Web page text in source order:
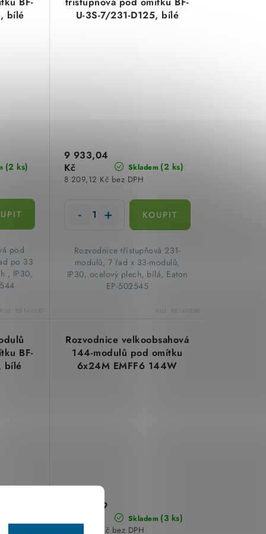
bílé
(2 ks)
pod
po 33
, IP30,
Kód: BB146287
U-3S-7/231-D125, bílé
Skladem (2 ks)
8 209,12 Kč bez DPH
9 933,04
Kč
Rozvodnice třístupňová 231-
modulů, 7 řad x 33-modulů,
IP30, ocelový plech, bílá, Eaton
EP-502545
Kód: BB146288
BF-
bílé
Rozvodnice velkoobsahová
144-modulů pod omítku
6x24M EMFF6 144W
Skladem (3 ks)
5 756,77 Kč bez DPH
6 965,69